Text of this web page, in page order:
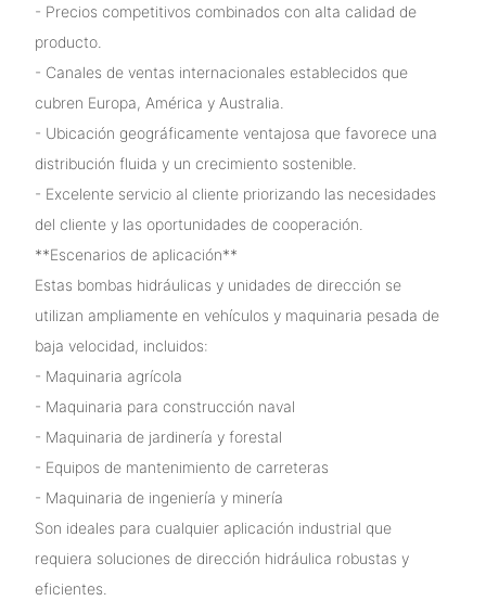
- Precios competitivos combinados con alta calidad de
producto.
- Canales de ventas internacionales establecidos que
cubren Europa, América y Australia.
- Ubicación geográficamente ventajosa que favorece una
distribución fluida y un crecimiento sostenible.
- Excelente servicio al cliente priorizando las necesidades
del cliente y las oportunidades de cooperación.
**Escenarios de aplicación**
Estas bombas hidráulicas y unidades de dirección se
utilizan ampliamente en vehículos y maquinaria pesada de
baja velocidad, incluidos:
- Maquinaria agrícola
- Maquinaria para construcción naval
- Maquinaria de jardinería y forestal
- Equipos de mantenimiento de carreteras
- Maquinaria de ingeniería y minería
Son ideales para cualquier aplicación industrial que
requiera soluciones de dirección hidráulica robustas y
eficientes.